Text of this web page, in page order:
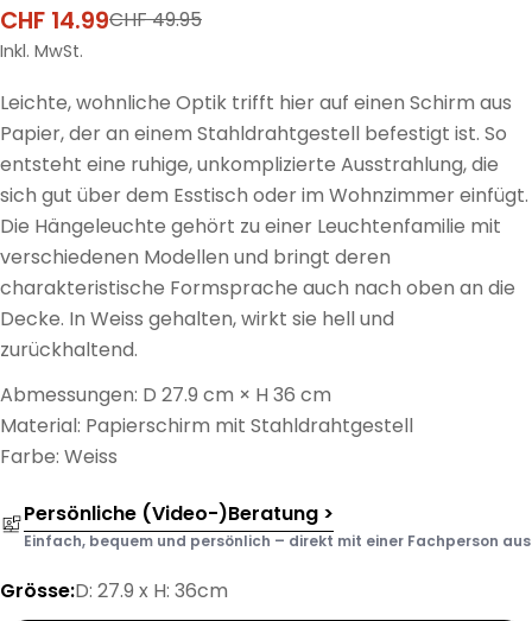
Verkaufspreis
CHF 14.99
Regulärer
Preis
CHF 49.95
Inkl. MwSt.
Leichte, wohnliche Optik trifft hier auf einen Schirm aus
Papier, der an einem Stahldrahtgestell befestigt ist. So
entsteht eine ruhige, unkomplizierte Ausstrahlung, die
sich gut über dem Esstisch oder im Wohnzimmer einfügt.
Die Hängeleuchte gehört zu einer Leuchtenfamilie mit
verschiedenen Modellen und bringt deren
charakteristische Formsprache auch nach oben an die
Decke. In Weiss gehalten, wirkt sie hell und
zurückhaltend.
Abmessungen: D 27.9 cm × H 36 cm
Material: Papierschirm mit Stahldrahtgestell
Farbe: Weiss
Persönliche (Video-)Beratung >
Einfach, bequem und persönlich – direkt mit einer Fachperson aus
Grösse:D: 27.9 x H: 36cm